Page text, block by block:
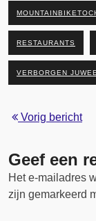
RESTAURANTS
VERBORGEN
Vorig bericht
Geef een
Het e-mailadres
zijn gemarkeerd